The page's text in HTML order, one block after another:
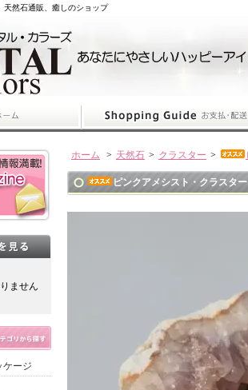
天然石通販、癒しのショップ
ません
ケージ
ホーム > 天然石 > クラスター >
ピンクアメシスト・クラスター